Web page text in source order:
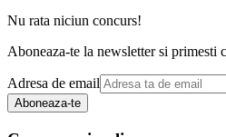
Nu rata niciun concurs!
Aboneaza-te la newsletter si primesti
Adresa de email
Aboneaza-te